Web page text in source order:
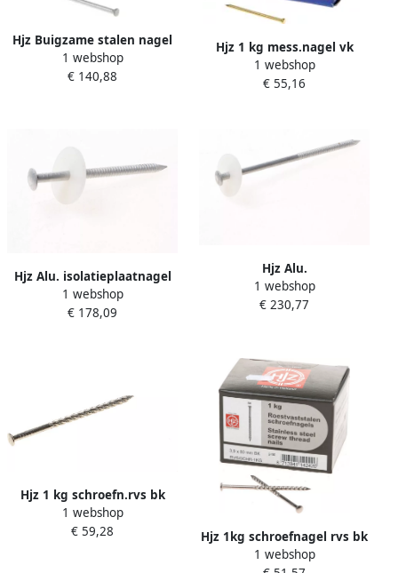
Hjz Buigzame stalen nagel
100x3.5
1 webshop
€ 140,88
Hjz 1 kg mess.nagel vk
55x2.7
1 webshop
€ 55,16
Hjz Alu. isolatieplaatnagel
80x5 3
1 webshop
€ 178,09
Hjz Alu.
isolatieplaatnagel120x5.3
1 webshop
€ 230,77
Hjz 1 kg schroefn.rvs bk
2.9x50mm
1 webshop
€ 59,28
Hjz 1kg schroefnagel rvs bk
3.9x80mm
1 webshop